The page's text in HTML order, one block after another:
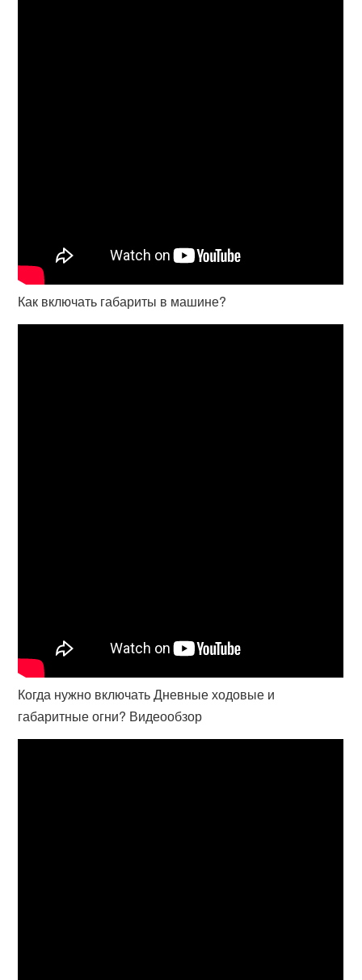
Как включать габариты в машине?
Когда нужно включать Дневные ходовые и
габаритные огни? Видеообзор